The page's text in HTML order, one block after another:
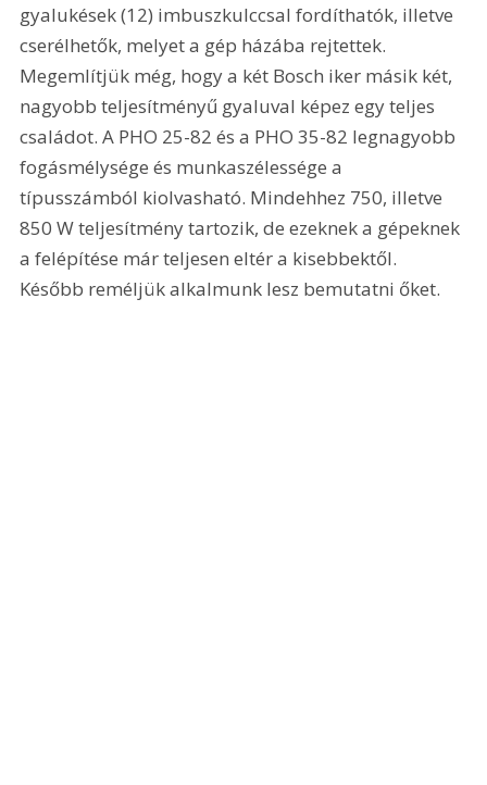
gyalukések (12) imbuszkulccsal fordíthatók, illetve
cserélhetők, melyet a gép házába rejtettek.
Megemlítjük még, hogy a két Bosch iker másik két,
nagyobb teljesítményű gyaluval képez egy teljes
családot. A PHO 25-82 és a PHO 35-82 legnagyobb
fogásmélysége és munkaszélessége a
típusszámból kiolvasható. Mindehhez 750, illetve
850 W teljesítmény tartozik, de ezeknek a gépeknek
a felépítése már teljesen eltér a kisebbektől.
Később reméljük alkalmunk lesz bemutatni őket.